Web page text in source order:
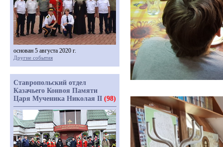
основан 5 августа 2020 г.
Другие события
Ставропольский отдел
Казачьего Конвоя Памяти
Царя Мученика Николая II (98)